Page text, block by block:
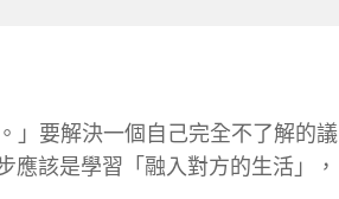
」要解決一個自己完全不了解的議
該是學習「融入對方的生活」，